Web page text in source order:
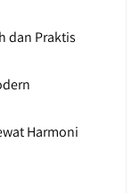
dan Praktis
Harmoni